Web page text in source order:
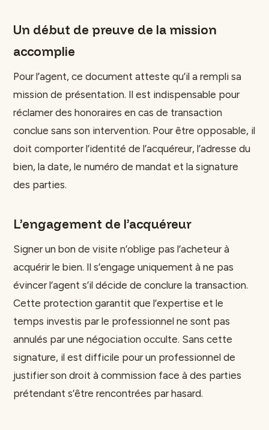
Un début de preuve de la mission
accomplie
Pour l’agent, ce document atteste qu’il a rempli sa
mission de présentation. Il est indispensable pour
réclamer des honoraires en cas de transaction
conclue sans son intervention. Pour être opposable, il
doit comporter l’identité de l’acquéreur, l’adresse du
bien, la date, le numéro de mandat et la signature
des parties.
L’engagement de l’acquéreur
Signer un bon de visite n’oblige pas l’acheteur à
acquérir le bien. Il s’engage uniquement à ne pas
évincer l’agent s’il décide de conclure la transaction.
Cette protection garantit que l’expertise et le
temps investis par le professionnel ne sont pas
annulés par une négociation occulte. Sans cette
signature, il est difficile pour un professionnel de
justifier son droit à commission face à des parties
prétendant s’être rencontrées par hasard.